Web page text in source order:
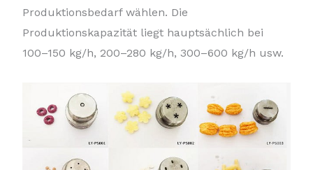
Produktionsbedarf wählen. Die
Produktionskapazität liegt hauptsächlich bei
100–150 kg/h, 200–280 kg/h, 300–600 kg/h usw.